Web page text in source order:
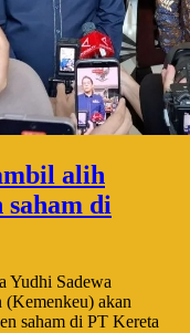
alih
saham di
Yudhi Sadewa
(Kemenkeu) akan
saham di PT Kereta